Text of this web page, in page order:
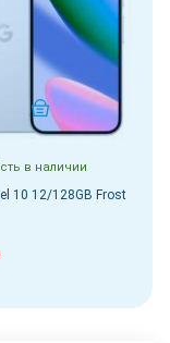
в наличии
10 12/128GB Frost
КУПИТЬ